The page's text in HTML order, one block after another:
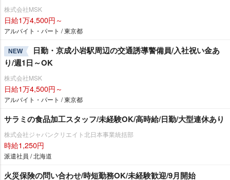
株式会社MSK
日給1万4,500円～
アルバイト・パート / 東京都
NEW
日勤・京成小岩駅周辺の交通誘導警備員/入社祝い金あ
り/週1日～OK
株式会社MSK
日給1万4,500円～
アルバイト・パート / 東京都
サラミの食品加工スタッフ/未経験OK/高時給/日勤/大型連休あり
株式会社ジャパンクリエイト北日本事業統括部
時給1,250円
派遣社員 / 北海道
火災保険の問い合わせ/時短勤務OK/未経験歓迎/9月開始